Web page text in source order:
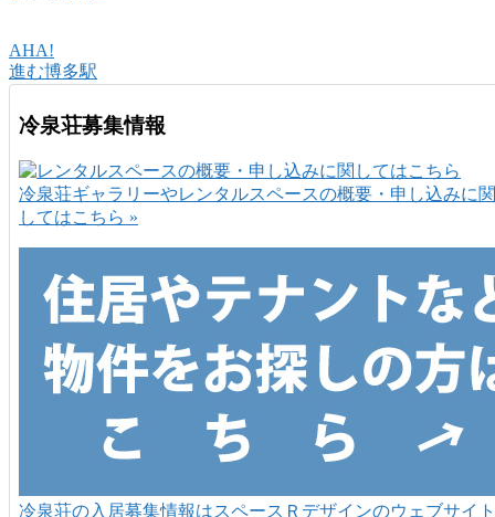
AHA!
進む博多駅
冷泉荘募集情報
冷泉荘ギャラリーやレンタルスペースの概要・申し込みに関
してはこちら »
冷泉荘の入居募集情報はスペースＲデザインのウェブサイト